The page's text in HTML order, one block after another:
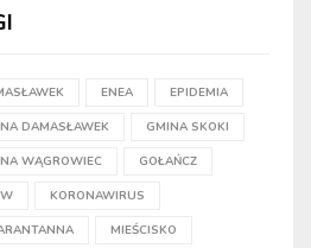
ENEA EPIDEMIA
DAMASŁAWEK GMINA SKOKI
WĄGROWIEC GOŁAŃCZ
KORONAWIRUS
MIEŚCISKO